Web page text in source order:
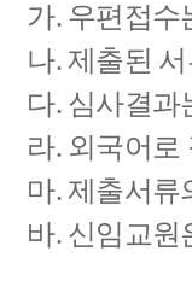
가. 우편접수
나. 제출된 서
다. 심사결과
라. 외국어로
마. 제출서류
바. 신임교원